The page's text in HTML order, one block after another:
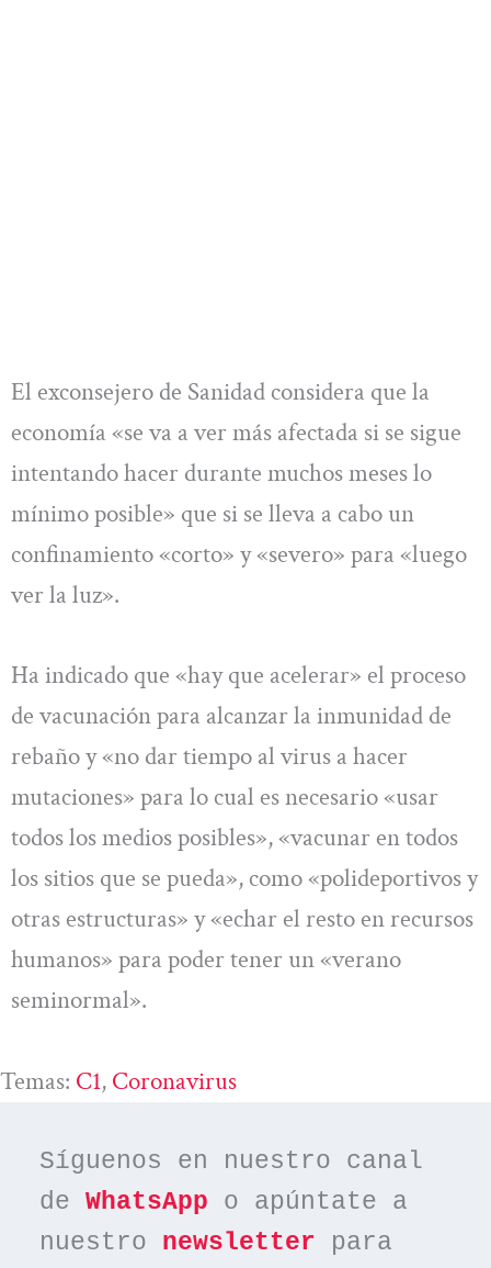
El exconsejero de Sanidad considera que la
economía «se va a ver más afectada si se sigue
intentando hacer durante muchos meses lo
mínimo posible» que si se lleva a cabo un
confinamiento «corto» y «severo» para «luego
ver la luz».
Ha indicado que «hay que acelerar» el proceso
de vacunación para alcanzar la inmunidad de
rebaño y «no dar tiempo al virus a hacer
mutaciones» para lo cual es necesario «usar
todos los medios posibles», «vacunar en todos
los sitios que se pueda», como «polideportivos y
otras estructuras» y «echar el resto en recursos
humanos» para poder tener un «verano
seminormal».
Temas: C1, Coronavirus
Síguenos en nuestro canal
de WhatsApp o apúntate a
nuestro newsletter para